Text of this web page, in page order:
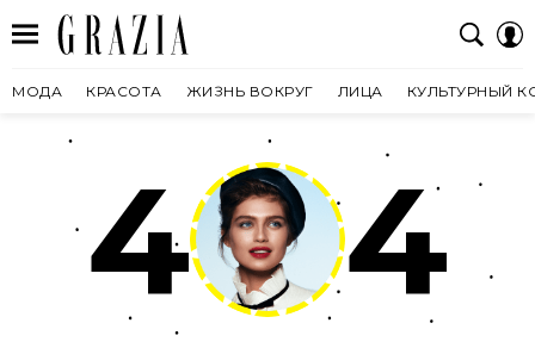
МОДА КРАСОТА ЖИЗНЬ ВОКРУГ ЛИЦА КУЛЬТУРНЫЙ
4 4